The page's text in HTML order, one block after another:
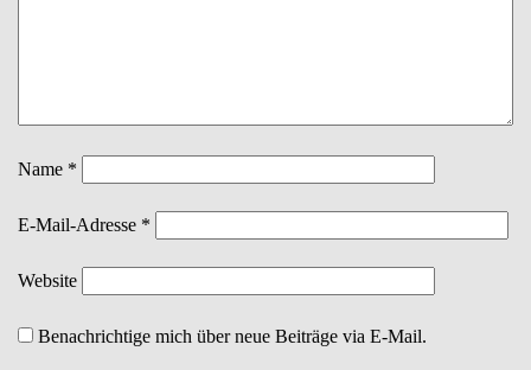
Name *
E-Mail-Adresse *
Website
Benachrichtige mich über neue Beiträge via E-Mail.